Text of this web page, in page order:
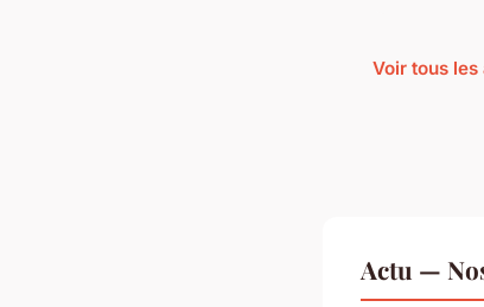
Voir tous
Actu —